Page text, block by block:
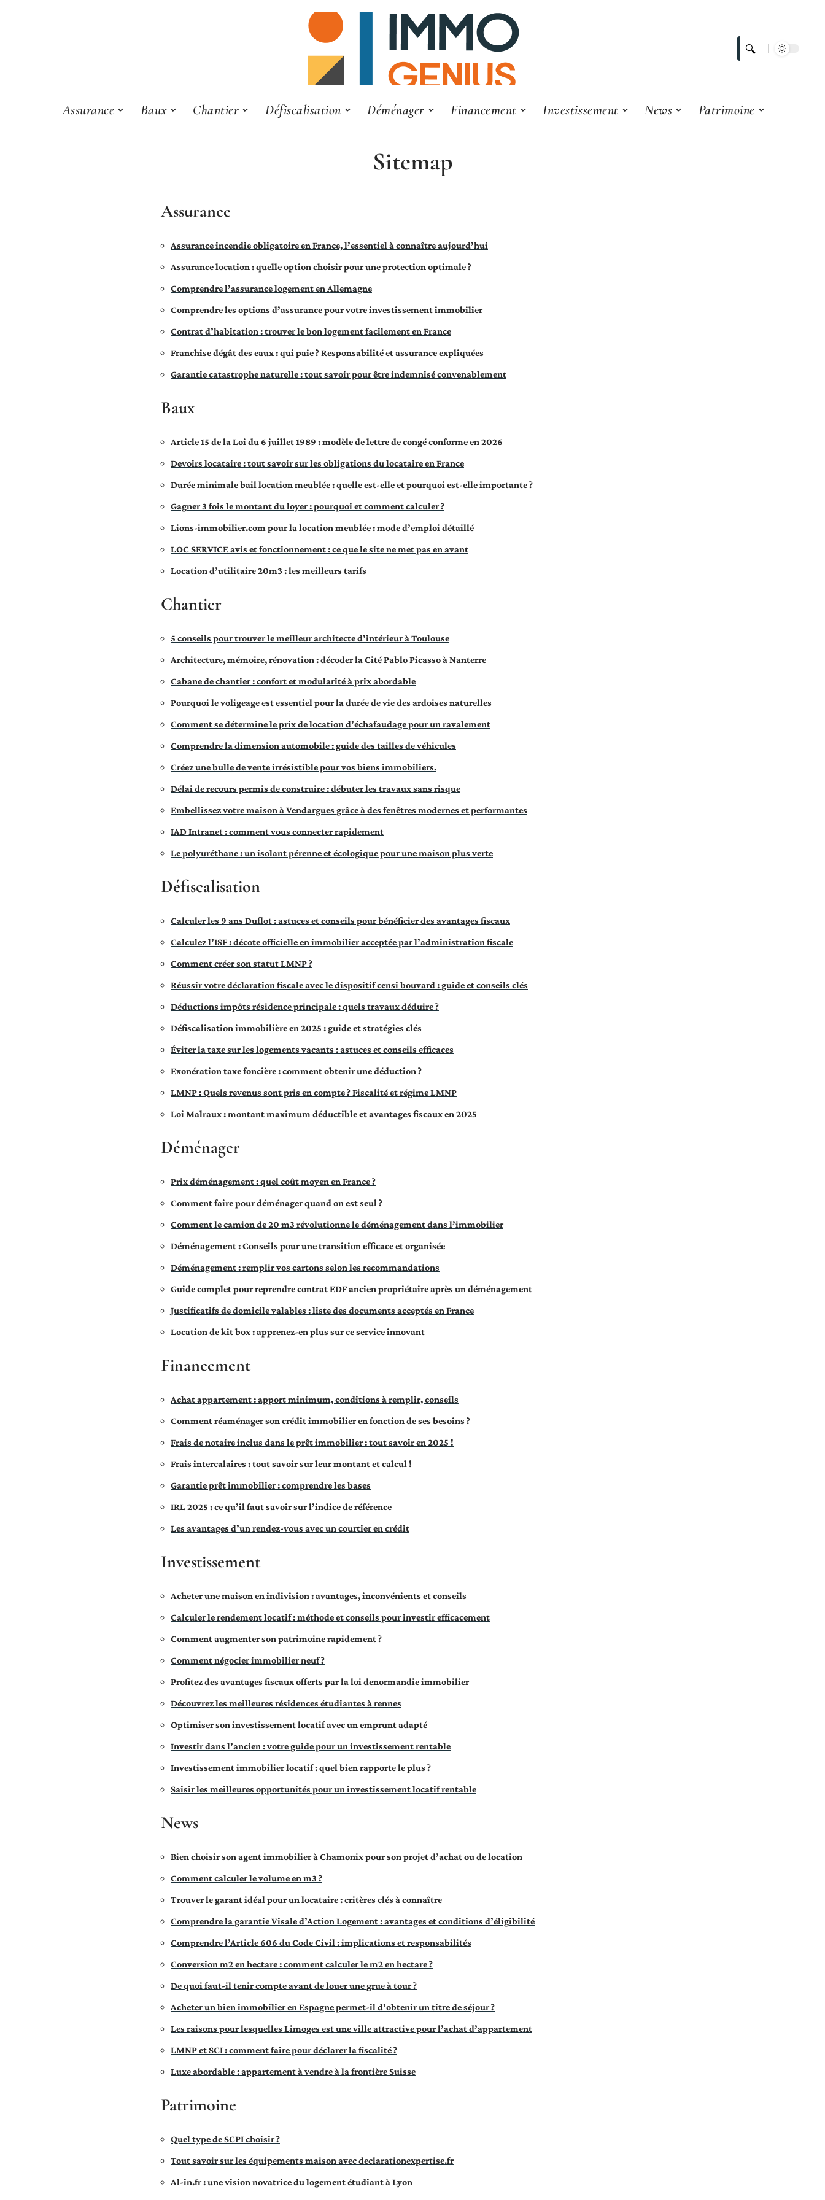
Assurance Baux Chantier Défiscalisation Déménager Financement Investissement News Patrimoine
Sitemap
Assurance
Assurance incendie obligatoire en France, l’essentiel à connaître aujourd’hui
Assurance location : quelle option choisir pour une protection optimale ?
Comprendre l’assurance logement en Allemagne
Comprendre les options d’assurance pour votre investissement immobilier
Contrat d’habitation : trouver le bon logement facilement en France
Franchise dégât des eaux : qui paie ? Responsabilité et assurance expliquées
Garantie catastrophe naturelle : tout savoir pour être indemnisé convenablement
Baux
Article 15 de la Loi du 6 juillet 1989 : modèle de lettre de congé conforme en 2026
Devoirs locataire : tout savoir sur les obligations du locataire en France
Durée minimale bail location meublée : quelle est-elle et pourquoi est-elle importante ?
Gagner 3 fois le montant du loyer : pourquoi et comment calculer ?
Lions-immobilier.com pour la location meublée : mode d’emploi détaillé
LOC SERVICE avis et fonctionnement : ce que le site ne met pas en avant
Location d’utilitaire 20m3 : les meilleurs tarifs
Chantier
5 conseils pour trouver le meilleur architecte d’intérieur à Toulouse
Architecture, mémoire, rénovation : décoder la Cité Pablo Picasso à Nanterre
Cabane de chantier : confort et modularité à prix abordable
Pourquoi le voligeage est essentiel pour la durée de vie des ardoises naturelles
Comment se détermine le prix de location d’échafaudage pour un ravalement
Comprendre la dimension automobile : guide des tailles de véhicules
Créez une bulle de vente irrésistible pour vos biens immobiliers.
Délai de recours permis de construire : débuter les travaux sans risque
Embellissez votre maison à Vendargues grâce à des fenêtres modernes et performantes
IAD Intranet : comment vous connecter rapidement
Le polyuréthane : un isolant pérenne et écologique pour une maison plus verte
Défiscalisation
Calculer les 9 ans Duflot : astuces et conseils pour bénéficier des avantages fiscaux
Calculez l’ISF : décote officielle en immobilier acceptée par l’administration fiscale
Comment créer son statut LMNP ?
Réussir votre déclaration fiscale avec le dispositif censi bouvard : guide et conseils clés
Déductions impôts résidence principale : quels travaux déduire ?
Défiscalisation immobilière en 2025 : guide et stratégies clés
Éviter la taxe sur les logements vacants : astuces et conseils efficaces
Exonération taxe foncière : comment obtenir une déduction ?
LMNP : Quels revenus sont pris en compte ? Fiscalité et régime LMNP
Loi Malraux : montant maximum déductible et avantages fiscaux en 2025
Déménager
Prix déménagement : quel coût moyen en France ?
Comment faire pour déménager quand on est seul ?
Comment le camion de 20 m3 révolutionne le déménagement dans l’immobilier
Déménagement : Conseils pour une transition efficace et organisée
Déménagement : remplir vos cartons selon les recommandations
Guide complet pour reprendre contrat EDF ancien propriétaire après un déménagement
Justificatifs de domicile valables : liste des documents acceptés en France
Location de kit box : apprenez-en plus sur ce service innovant
Financement
Achat appartement : apport minimum, conditions à remplir, conseils
Comment réaménager son crédit immobilier en fonction de ses besoins ?
Frais de notaire inclus dans le prêt immobilier : tout savoir en 2025 !
Frais intercalaires : tout savoir sur leur montant et calcul !
Garantie prêt immobilier : comprendre les bases
IRL 2025 : ce qu’il faut savoir sur l’indice de référence
Les avantages d’un rendez-vous avec un courtier en crédit
Investissement
Acheter une maison en indivision : avantages, inconvénients et conseils
Calculer le rendement locatif : méthode et conseils pour investir efficacement
Comment augmenter son patrimoine rapidement ?
Comment négocier immobilier neuf ?
Profitez des avantages fiscaux offerts par la loi denormandie immobilier
Découvrez les meilleures résidences étudiantes à rennes
Optimiser son investissement locatif avec un emprunt adapté
Investir dans l’ancien : votre guide pour un investissement rentable
Investissement immobilier locatif : quel bien rapporte le plus ?
Saisir les meilleures opportunités pour un investissement locatif rentable
News
Bien choisir son agent immobilier à Chamonix pour son projet d’achat ou de location
Comment calculer le volume en m3 ?
Trouver le garant idéal pour un locataire : critères clés à connaître
Comprendre la garantie Visale d’Action Logement : avantages et conditions d’éligibilité
Comprendre l’Article 606 du Code Civil : implications et responsabilités
Conversion m2 en hectare : comment calculer le m2 en hectare ?
De quoi faut-il tenir compte avant de louer une grue à tour ?
Acheter un bien immobilier en Espagne permet-il d’obtenir un titre de séjour ?
Les raisons pour lesquelles Limoges est une ville attractive pour l’achat d’appartement
LMNP et SCI : comment faire pour déclarer la fiscalité ?
Luxe abordable : appartement à vendre à la frontière Suisse
Patrimoine
Quel type de SCPI choisir ?
Tout savoir sur les équipements maison avec declarationexpertise.fr
Al-in.fr : une vision novatrice du logement étudiant à Lyon